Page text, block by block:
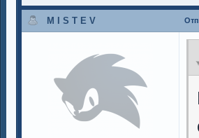
M I S T E V